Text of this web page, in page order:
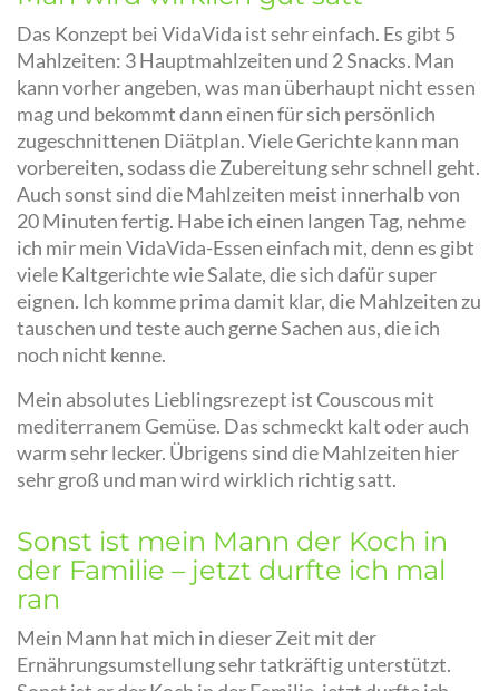
Das Konzept bei VidaVida ist sehr einfach. Es gibt 5
Mahlzeiten: 3 Hauptmahlzeiten und 2 Snacks. Man
kann vorher angeben, was man überhaupt nicht essen
mag und bekommt dann einen für sich persönlich
zugeschnittenen Diätplan. Viele Gerichte kann man
vorbereiten, sodass die Zubereitung sehr schnell geht.
Auch sonst sind die Mahlzeiten meist innerhalb von
20 Minuten fertig. Habe ich einen langen Tag, nehme
ich mir mein VidaVida-Essen einfach mit, denn es gibt
viele Kaltgerichte wie Salate, die sich dafür super
eignen. Ich komme prima damit klar, die Mahlzeiten zu
tauschen und teste auch gerne Sachen aus, die ich
noch nicht kenne.
Mein absolutes Lieblingsrezept ist Couscous mit
mediterranem Gemüse. Das schmeckt kalt oder auch
warm sehr lecker. Übrigens sind die Mahlzeiten hier
sehr groß und man wird wirklich richtig satt.
Sonst ist mein Mann der Koch in
der Familie – jetzt durfte ich mal
ran
Mein Mann hat mich in dieser Zeit mit der
Ernährungsumstellung sehr tatkräftig unterstützt.